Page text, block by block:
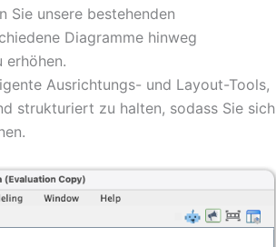
Sie unsere bestehenden
Diagramme hinweg
erhöhen.
Ausrichtungs- und Layout-Tools,
strukturiert zu halten, sodass Sie sich